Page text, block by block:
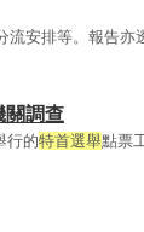
流安排等。報告亦
關調查
行的特首選舉點票